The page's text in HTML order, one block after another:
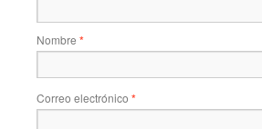
Nombre *
Correo electrónico *